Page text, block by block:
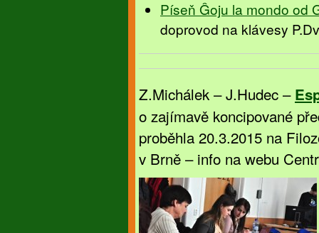
Píseň Ĝoju la mondo od
doprovod na klávesy
Z.Michálek – J.Hudec –
o zajímavě koncipované
proběhla 20.3.2015 na
v Brně – info na webu